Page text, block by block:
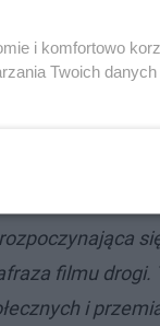
"Na los
filmu
i
i komfortowo
Twoich